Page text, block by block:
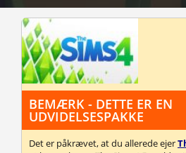
BEMÆRK - DETTE ER EN
UDVIDELSESPAKKE
Det er påkrævet, at du allerede ejer